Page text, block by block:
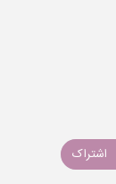
اشتراک